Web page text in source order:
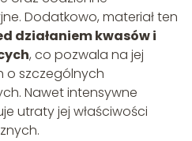
Dodatkowo, materiał ten
działaniem kwasów i
, co pozwala na jej
o szczególnych
Nawet intensywne
utraty jej właściwości